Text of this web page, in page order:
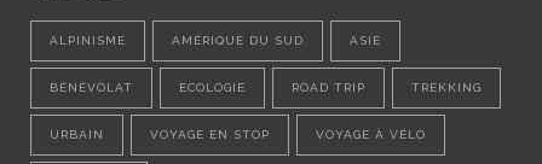
ALPINISME AMÉRIQUE DU SUD ASIE
BÉNÉVOLAT ECOLOGIE ROAD TRIP TREKKING
URBAIN VOYAGE EN STOP VOYAGE À VÉLO